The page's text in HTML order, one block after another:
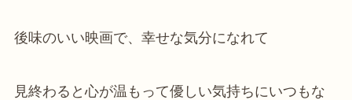
後味のいい映画で、幸せな気分になれて
見終わると心が温もって優しい気持ちにいつもな